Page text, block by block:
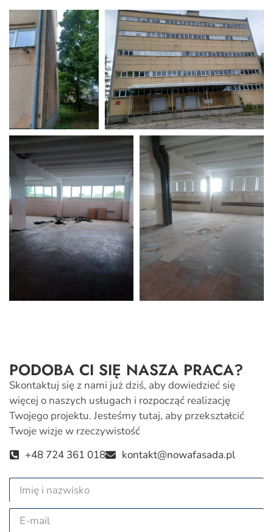
PODOBA CI SIĘ NASZA PRACA?
Skontaktuj się z nami już dziś, aby dowiedzieć się
więcej o naszych usługach i rozpocząć realizację
Twojego projektu. Jesteśmy tutaj, aby przekształcić
Twoje wizje w rzeczywistość
+48 724 361 018
kontakt@nowafasada.pl